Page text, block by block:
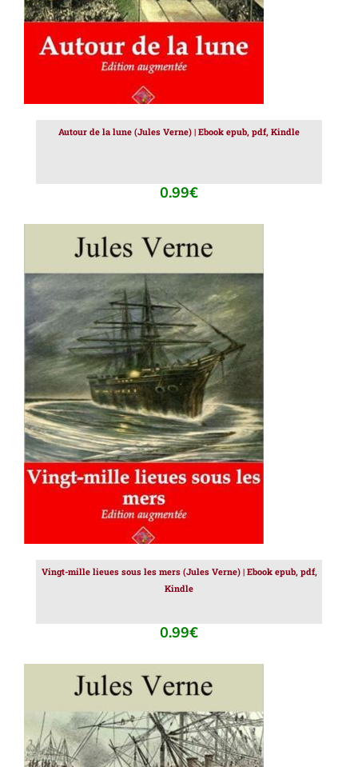
Autour de la lune (Jules Verne) | Ebook epub, pdf, Kindle
0.99€
AJOUTER AU PANIER / DÉTAILS
Vingt-mille lieues sous les mers (Jules Verne) | Ebook epub, pdf,
Kindle
0.99€